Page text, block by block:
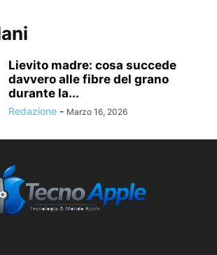
Lievito madre: cosa succede
davvero alle fibre del grano
durante la...
Redazione - Marzo 16, 2026